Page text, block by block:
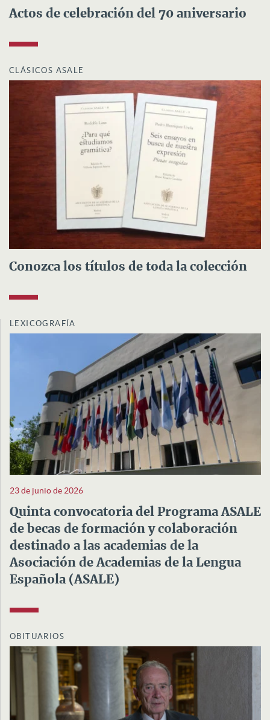
Actos de celebración del 70 aniversario
CLÁSICOS ASALE
Conozca los títulos de toda la colección
LEXICOGRAFÍA
23 de junio de 2026
Quinta convocatoria del Programa ASALE
de becas de formación y colaboración
destinado a las academias de la
Asociación de Academias de la Lengua
Española (ASALE)
OBITUARIOS